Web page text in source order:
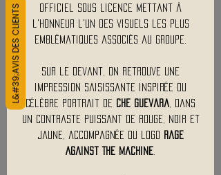
officiel sous licence mettant à
l'honneur l'un des visuels les plus
emblématiques associés au groupe.
Sur le devant, on retrouve une
impression saisissante inspirée du
célèbre portrait de
Che Guevara , dans
un contraste puissant de rouge, noir et
jaune, accompagnée du logo
Rage
Against The Machine
L&#39;AVIS DES CLIENTS